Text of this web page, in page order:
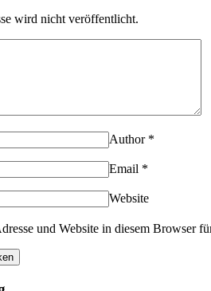
wird nicht veröffentlicht.
Author *
Email *
Website
und Website in diesem Browser